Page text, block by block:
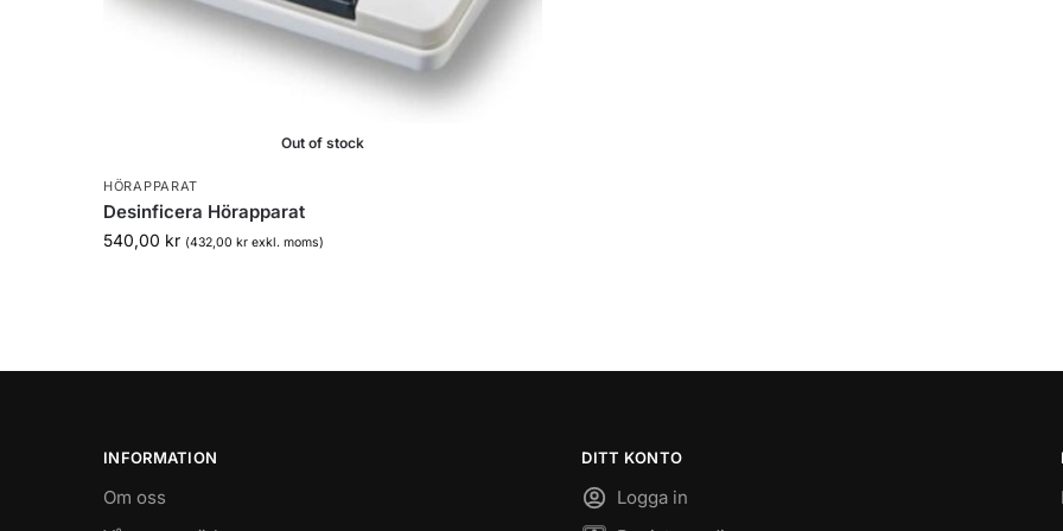
Out of stock
HÖRAPPARAT
Desinficera Hörapparat
540,00 kr (432,00 kr exkl. moms)
INFORMATION
Om oss
DITT KONTO
Logga in